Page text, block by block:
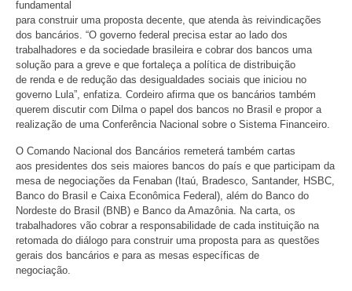
fundamental
para construir uma proposta decente, que atenda às reivindicações
dos bancários. “O governo federal precisa estar ao lado dos
trabalhadores e da sociedade brasileira e cobrar dos bancos uma
solução para a greve e que fortaleça a política de distribuição
de renda e de redução das desigualdades sociais que iniciou no
governo Lula”, enfatiza. Cordeiro afirma que os bancários também
querem discutir com Dilma o papel dos bancos no Brasil e propor a
realização de uma Conferência Nacional sobre o Sistema Financeiro.
O Comando Nacional dos Bancários remeterá também cartas
aos presidentes dos seis maiores bancos do país e que participam da
mesa de negociações da Fenaban (Itaú, Bradesco, Santander, HSBC,
Banco do Brasil e Caixa Econômica Federal), além do Banco do
Nordeste do Brasil (BNB) e Banco da Amazônia. Na carta, os
trabalhadores vão cobrar a responsabilidade de cada instituição na
retomada do diálogo para construir uma proposta para as questões
gerais dos bancários e para as mesas específicas de
negociação.